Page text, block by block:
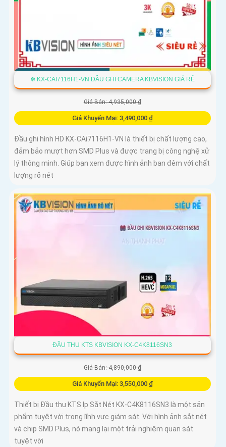
❇ KX-CAI7116H1-VN ĐẦU GHI CAMERA KBVISION GIÁ RẺ
Giá Bán: 4,935,000 ₫
Giá Khuyến Mại: 3,490,000 ₫
Đầu ghi hình HD KX-CAi7116H1-VN là thiết bị chất lượng cao,
đảm bảo mượt hơn SMD Plus và được trang bị công nghệ xử
lý thông minh. Giúp bạn xem được hình ảnh ban đêm với chất
lượng rõ nét
ĐẦU THU KTS KBVISION KX-C4K8116SN3
Giá Bán: 4,890,000 ₫
Giá Khuyến Mại: 3,550,000 ₫
Thiết bị Đầu thu KTS Ip Sắt Nét KX-C4K8116SN3 là một sản
phẩm tuyệt vời trong lĩnh vực giám sát. Với hình ảnh sắt nét
và chip SMD Plus, nó mang lại một trải nghiệm quan sát
tuyệt vời